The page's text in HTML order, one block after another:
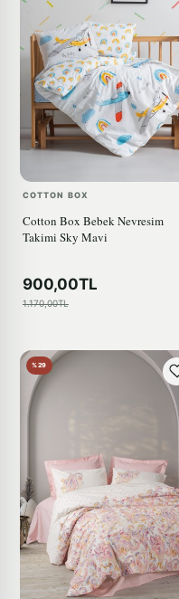
COTTON BOX
Cotton Box Bebek Nevresim
Takimi Sky Mavi
900,00TL
1.170,00TL
%29